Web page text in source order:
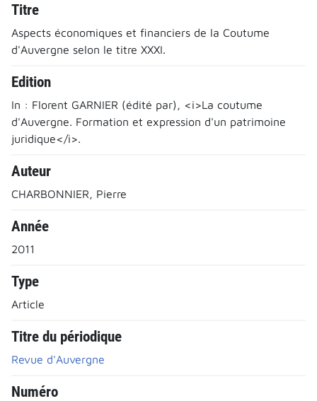
Titre
Aspects économiques et financiers de la Coutume
d'Auvergne selon le titre XXXI.
Edition
In : Florent GARNIER (édité par), <i>La coutume
d'Auvergne. Formation et expression d'un patrimoine
juridique</i>.
Auteur
CHARBONNIER, Pierre
Année
2011
Type
Article
Titre du périodique
Revue d'Auvergne
Numéro